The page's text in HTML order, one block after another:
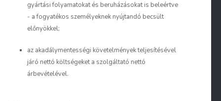
gyártási folyamatokat és beruházásokat is beleértve
- a fogyatékos személyeknek nyújtandó becsült
előnyökkel;
az akadálymentességi követelmények teljesítésével
járó nettó költségeket a szolgáltató nettó
árbevételével.